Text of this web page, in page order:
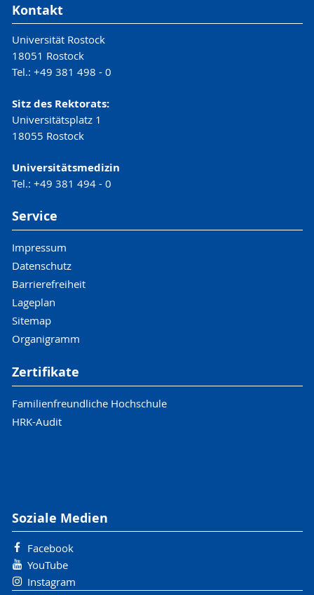
Kontakt
Universität Rostock
18051 Rostock
Tel.: +49 381 498 - 0
Sitz des Rektorats:
Universitätsplatz 1
18055 Rostock
Universitätsmedizin
Tel.: +49 381 494 - 0
Service
Impressum
Datenschutz
Barrierefreiheit
Lageplan
Sitemap
Organigramm
Zertifikate
Familienfreundliche Hochschule
HRK-Audit
Soziale Medien
Facebook
YouTube
Instagram